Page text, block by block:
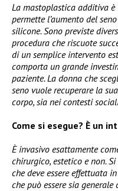
La mastoplastica additiva
permette l’aumento del
silicone. Sono previste
procedura che riscuote
di un semplice intervento
comporta un grande
paziente. La donna che
seno vuole recuperare la
corpo, sia nei contesti
Come si esegue? È un
È invasivo esattamente
chirurgico, estetico e non.
che deve essere effettuata
che può essere sia generale